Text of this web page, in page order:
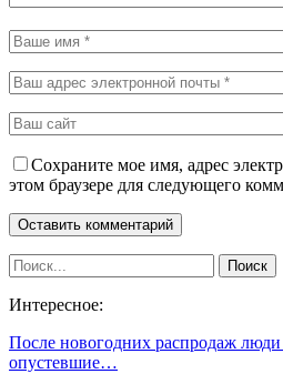
Сохраните мое имя, адрес
этом браузере для следующего
Интересное:
После новогодних распродаж
опустевшие…